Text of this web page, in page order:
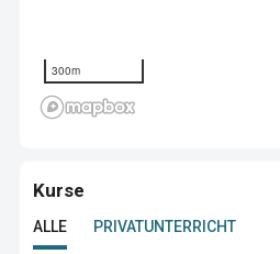
300m
Kurse
ALLE PRIVATUNTERRICHT